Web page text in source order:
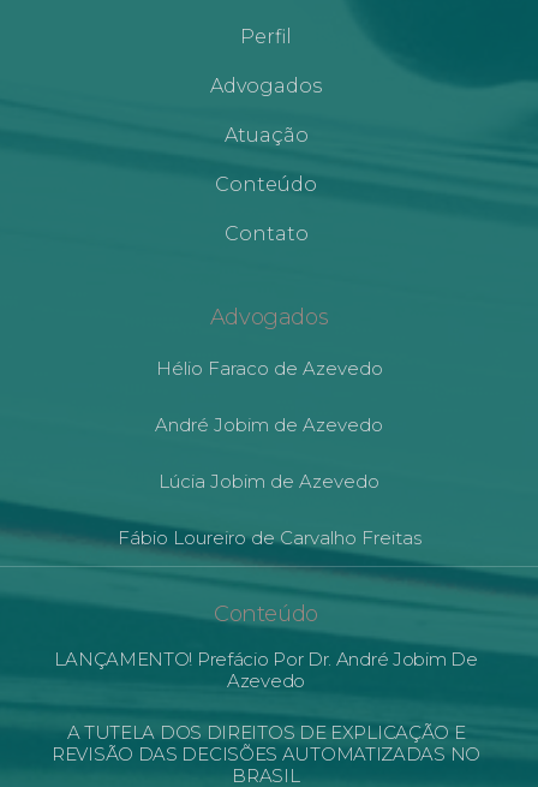
Perfil
Advogados
Atuação
Conteúdo
Contato
Advogados
Hélio Faraco de Azevedo
André Jobim de Azevedo
Lúcia Jobim de Azevedo
Fábio Loureiro de Carvalho Freitas
Conteúdo
LANÇAMENTO! Prefácio Por Dr. André Jobim De
Azevedo
A TUTELA DOS DIREITOS DE EXPLICAÇÃO E
REVISÃO DAS DECISÕES AUTOMATIZADAS NO
BRASIL